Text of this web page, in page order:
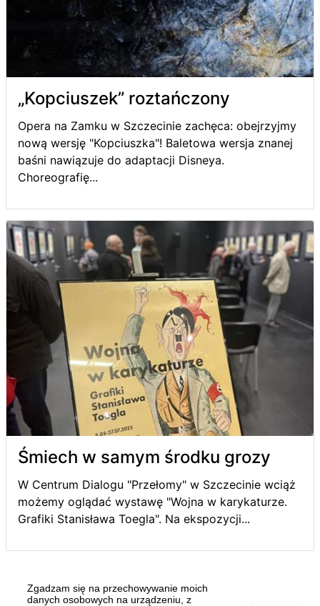
Zgadzam się na przechowywanie moich
danych osobowych na urządzeniu, z
„Kopciuszek” roztańczony
Opera na Zamku w Szczecinie zachęca: obejrzyjmy
nową wersję "Kopciuszka"! Baletowa wersja znanej
baśni nawiązuje do adaptacji Disneya.
Choreografię...
Śmiech w samym środku grozy
W Centrum Dialogu "Przełomy" w Szczecinie wciąż
możemy oglądać wystawę "Wojna w karykaturze.
Grafiki Stanisława Toegla". Na ekspozycji...